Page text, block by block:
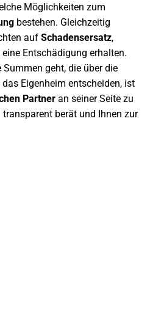
Möglichkeiten zum
bestehen. Gleichzeitig
auf Schadensersatz,
Entschädigung erhalten.
geht, die über die
Eigenheim entscheiden, ist
Partner an seiner Seite zu
berät und Ihnen zur